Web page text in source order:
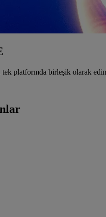
tek platformda birleşik olarak